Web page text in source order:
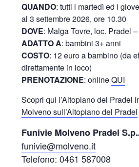
QUANDO: tutti i martedì ed i
al 3 settembre 2026, ore 10.30
DOVE: Malga Tovre, loc. Pradel
ADATTO A: bambini 3+ anni
COSTO: 12 euro a bambino (da
direttamente in loco)
PRENOTAZIONE: onlineQUI
Scopri qui l’Altopiano del Pradel
Molveno sull’Altopiano del Pradel
Funivie Molveno Pradel
funivie@molveno.it
Telefono: 0461 587008